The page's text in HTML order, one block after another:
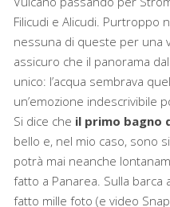
Filicudi e Alicudi. Purtroppo
nessuna di queste per una
assicuro che il panorama
unico: l’acqua sembrava
un’emozione indescrivibile
Si dice che il primo bagno
bello e, nel mio caso, sono
potrà mai neanche
fatto a Panarea. Sulla barca
fatto mille foto (e video